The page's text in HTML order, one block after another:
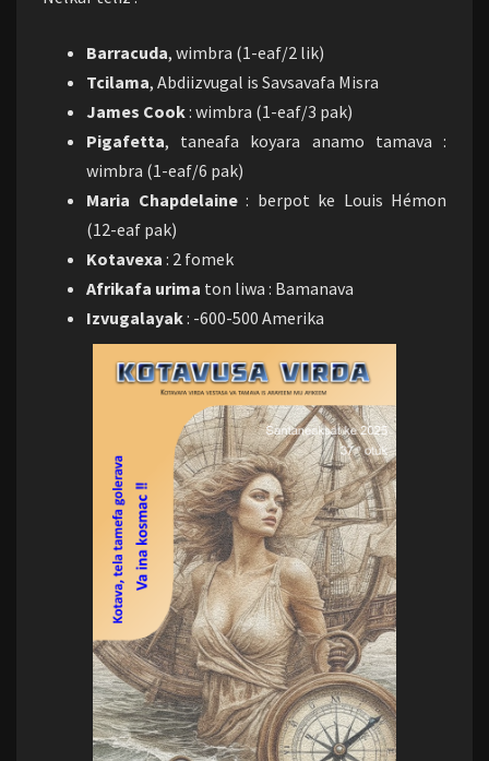
Barracuda, wimbra (1-eaf/2 lik)
Tcilama, Abdiizvugal is Savsavafa Misra
James Cook: wimbra (1-eaf/3 pak)
Pigafetta, taneafa koyara anamo tamava :
wimbra (1-eaf/6 pak)
Maria Chapdelaine: berpot ke Louis Hémon
(12-eaf pak)
Kotavexa : 2 fomek
Afrikafa urima ton liwa : Bamanava
Izvugalayak: -600-500 Amerika